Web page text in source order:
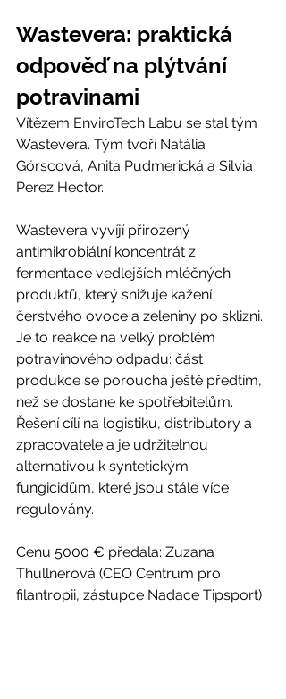
Wastevera: praktická
odpověď na plýtvání
potravinami
Vítězem EnviroTech Labu se stal tým
Wastevera. Tým tvoří Natália
Görscová, Anita Pudmerická a Silvia
Perez Hector.
Wastevera vyvíjí přirozený
antimikrobiální koncentrát z
fermentace vedlejších mléčných
produktů, který snižuje kažení
čerstvého ovoce a zeleniny po sklizni.
Je to reakce na velký problém
potravinového odpadu: část
produkce se porouchá ještě předtím,
než se dostane ke spotřebitelům.
Řešení cílí na logistiku, distributory a
zpracovatele a je udržitelnou
alternativou k syntetickým
fungicidům, které jsou stále více
regulovány.
Cenu 5000 € předala: Zuzana
Thullnerová (CEO Centrum pro
filantropii, zástupce Nadace Tipsport)